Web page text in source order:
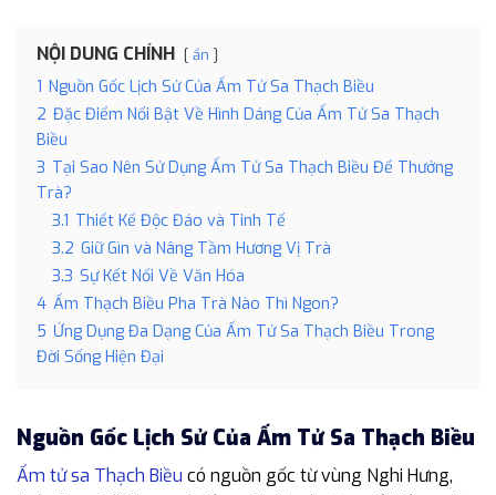
NỘI DUNG CHÍNH ẩn
1 Nguồn Gốc Lịch Sử Của Ấm Tử Sa Thạch Biều
2 Đặc Điểm Nổi Bật Về Hình Dáng Của Ấm Tử Sa Thạch
Biều
3 Tại Sao Nên Sử Dụng Ấm Tử Sa Thạch Biều Để Thưởng
Trà?
3.1 Thiết Kế Độc Đáo và Tinh Tế
3.2 Giữ Gìn và Nâng Tầm Hương Vị Trà
3.3 Sự Kết Nối Về Văn Hóa
4 Ấm Thạch Biều Pha Trà Nào Thì Ngon?
5 Ứng Dụng Đa Dạng Của Ấm Tử Sa Thạch Biều Trong
Đời Sống Hiện Đại
Nguồn Gốc Lịch Sử Của Ấm Tử Sa Thạch Biều
Ấm tử sa Thạch Biều có nguồn gốc từ vùng Nghi Hưng,